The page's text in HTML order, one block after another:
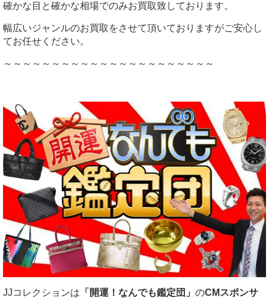
確かな目と確かな相場でのみお買取致しております。
幅広いジャンルのお買取をさせて頂いておりますがご安心し
てお任せください。
～～～～～～～～～～～～～～～～～～～～～～
JJコレクションは 「開運！なんでも鑑定団」 のCMスポンサ